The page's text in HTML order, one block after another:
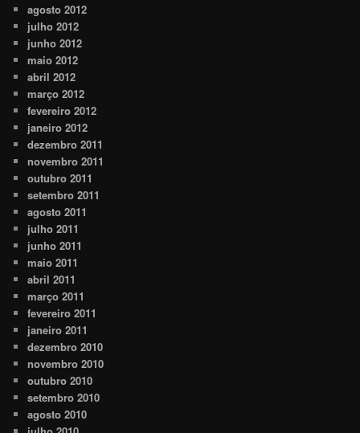
agosto 2012
julho 2012
junho 2012
maio 2012
abril 2012
março 2012
fevereiro 2012
janeiro 2012
dezembro 2011
novembro 2011
outubro 2011
setembro 2011
agosto 2011
julho 2011
junho 2011
maio 2011
abril 2011
março 2011
fevereiro 2011
janeiro 2011
dezembro 2010
novembro 2010
outubro 2010
setembro 2010
agosto 2010